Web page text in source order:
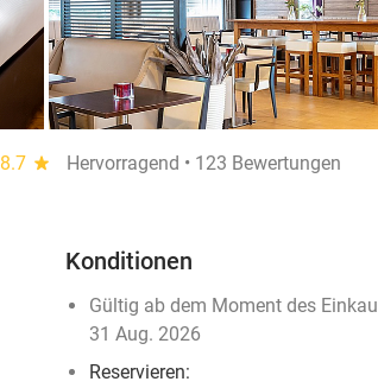
8.7 star
Hervorragend • 123 Bewertungen
Konditionen
Gültig ab dem Moment des
31 Aug. 2026
Reservieren: